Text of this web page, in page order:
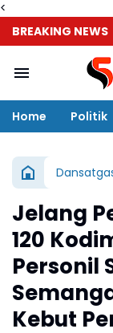
<
BREAKING NEWS
Home Politik
Jelang
120
Personil
Kebut